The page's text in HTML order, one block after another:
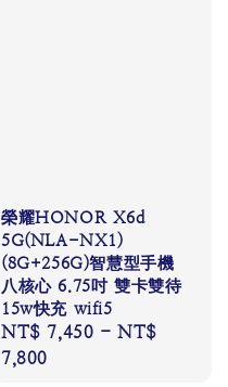
榮耀HONOR X6d
5G(NLA-NX1)
(8G+256G)智慧型手機
八核心 6.75吋 雙卡雙待
15w快充 wifi5
Regular
price
NT$ 7,450 -NT$
7,800